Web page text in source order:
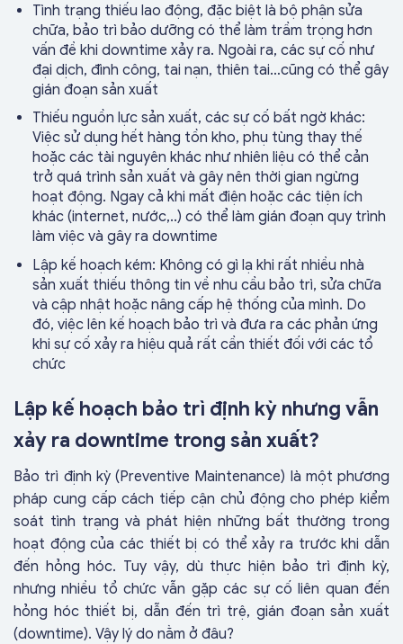
Tình trạng thiếu lao động, đặc biệt là bộ phận sửa
chữa, bảo trì bảo dưỡng có thể làm trầm trọng hơn
vấn đề khi downtime xảy ra. Ngoài ra, các sự cố như
đại dịch, đình công, tai nạn, thiên tai…cũng có thể gây
gián đoạn sản xuất
Thiếu nguồn lực sản xuất, các sự cố bất ngờ khác:
Việc sử dụng hết hàng tồn kho, phụ tùng thay thế
hoặc các tài nguyên khác như nhiên liệu có thể cản
trở quá trình sản xuất và gây nên thời gian ngừng
hoạt động. Ngay cả khi mất điện hoặc các tiện ích
khác (internet, nước,..) có thể làm gián đoạn quy trình
làm việc và gây ra downtime
Lập kế hoạch kém: Không có gì lạ khi rất nhiều nhà
sản xuất thiếu thông tin về nhu cầu bảo trì, sửa chữa
và cập nhật hoặc nâng cấp hệ thống của mình. Do
đó, việc lên kế hoạch bảo trì và đưa ra các phản ứng
khi sự cố xảy ra hiệu quả rất cần thiết đối với các tổ
chức
Lập kế hoạch bảo trì định kỳ nhưng vẫn
xảy ra downtime trong sản xuất?
Bảo trì định kỳ (Preventive Maintenance) là một phương
pháp cung cấp cách tiếp cận chủ động cho phép kiểm
soát tình trạng và phát hiện những bất thường trong
hoạt động của các thiết bị có thể xảy ra trước khi dẫn
đến hỏng hóc. Tuy vậy, dù thực hiện bảo trì định kỳ,
nhưng nhiều tổ chức vẫn gặp các sự cố liên quan đến
hỏng hóc thiết bị, dẫn đến trì trệ, gián đoạn sản xuất
(downtime). Vậy lý do nằm ở đâu?